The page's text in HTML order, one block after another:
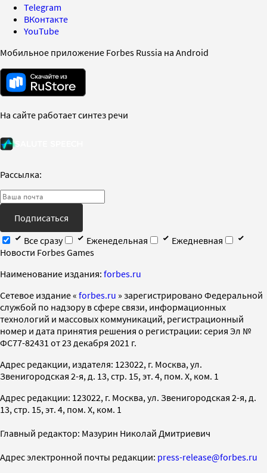
Telegram
ВКонтакте
YouTube
Мобильное приложение Forbes Russia на Android
На сайте работает синтез речи
Рассылка:
Подписаться
Все сразу
Еженедельная
Ежедневная
Новости Forbes Games
Наименование издания: forbes.ru
Cетевое издание « forbes.ru » зарегистрировано Федеральной
службой по надзору в сфере связи, информационных
технологий и массовых коммуникаций, регистрационный
номер и дата принятия решения о регистрации: серия Эл №
ФС77-82431 от 23 декабря 2021 г.
Адрес редакции, издателя: 123022, г. Москва, ул.
Звенигородская 2-я, д. 13, стр. 15, эт. 4, пом. X, ком. 1
Адрес редакции: 123022, г. Москва, ул. Звенигородская 2-я, д.
13, стр. 15, эт. 4, пом. X, ком. 1
Главный редактор: Мазурин Николай Дмитриевич
Адрес электронной почты редакции: press-release@forbes.ru